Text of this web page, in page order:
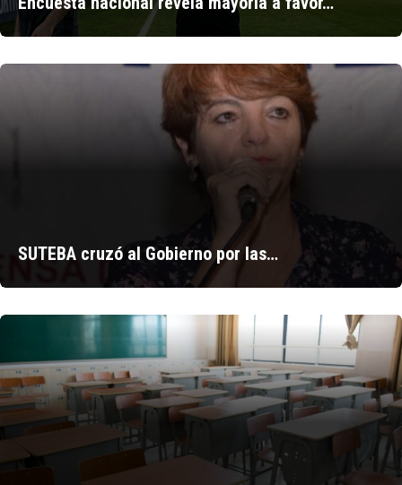
SUTEBA cruzó al Gobierno por las…